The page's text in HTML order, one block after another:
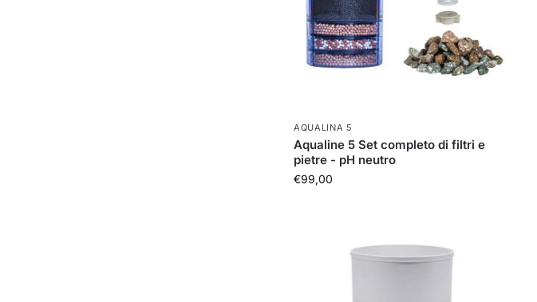
AQUALINA 5
Aqualine 5 Set completo di filtri e
pietre - pH neutro
€99,00